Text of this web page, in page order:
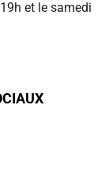
et le samedi